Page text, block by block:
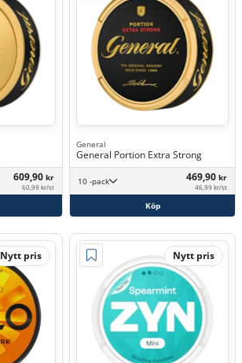
609,90 kr
60,99 kr/st
General
General Portion Extra Strong
10 -pack 469,90 kr
46,99 kr/st
Köp
Nytt pris Nytt pris